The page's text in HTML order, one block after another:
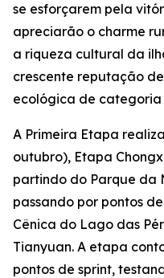
se esforçarem pela
apreciarão o charme
a riqueza cultural da
crescente reputação
ecológica de categoria
A Primeira Etapa
outubro), Etapa
partindo do Parque da
passando por pontos
Cênica do Lago das
Tianyuan. A etapa
pontos de sprint,